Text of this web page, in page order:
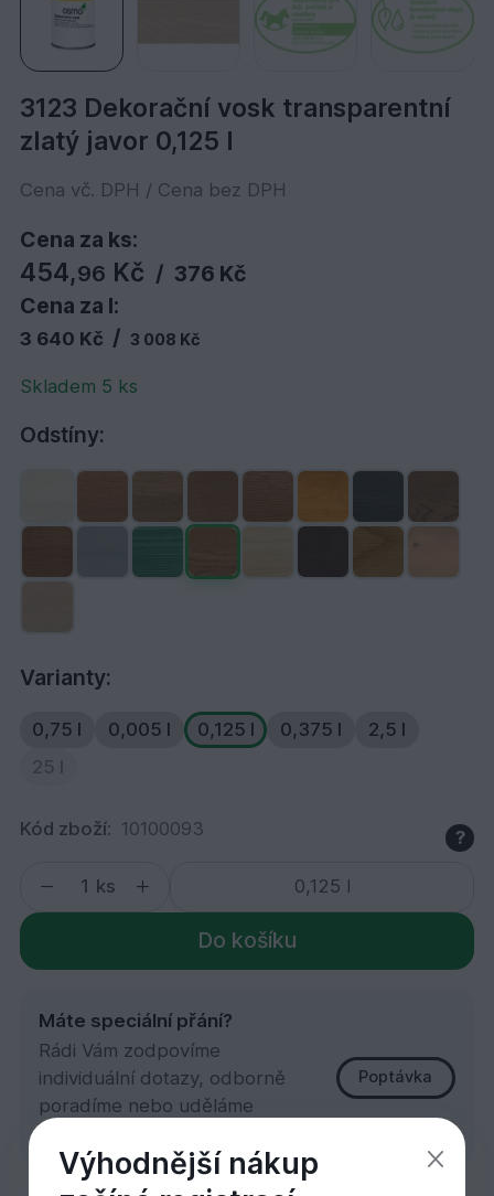
3123 Dekorační vosk transparentní
zlatý javor 0,125 l
Cena vč. DPH / Cena bez DPH
Cena za ks:
454,96 Kč / 376 Kč
Cena za l:
3 640 Kč / 3 008 Kč
Skladem 5 ks
Odstíny:
Varianty:
0,75 l 0,005 l 0,125 l 0,375 l
2,5 l
25 l
Kód zboží: 10100093 ?
ks
Do košíku
Máte speciální přání?
Rádi Vám zodpovíme
individuální dotazy, odborně
poradíme nebo uděláme
Poptávka
Výhodnější nákup